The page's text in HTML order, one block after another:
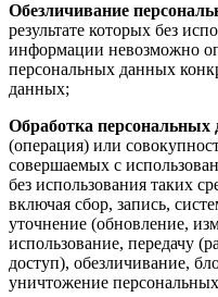
Обезличивание
результате которых без
информации невозможно
персональных данных
данных;
Обработка персональных
(операция) или
совершаемых с
без использования таких
включая сбор, запись,
уточнение (обновление,
использование, передачу
доступ), обезличивание,
уничтожение